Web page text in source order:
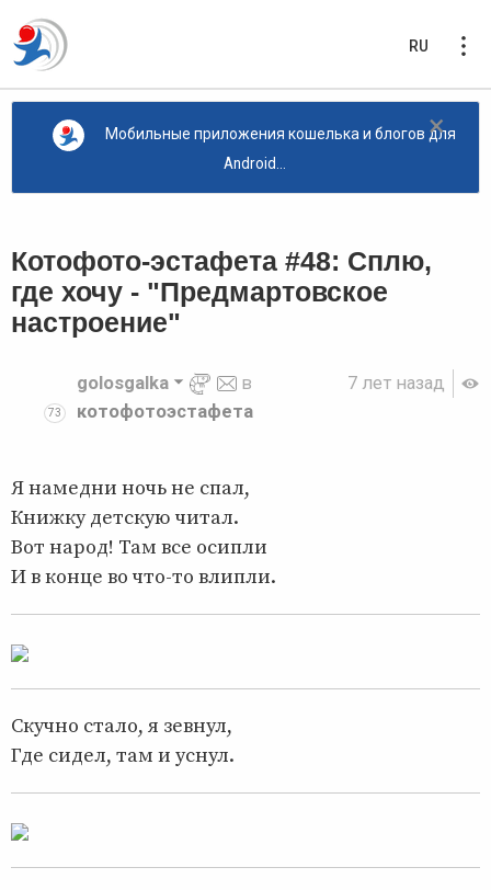
RU
×
Мобильные приложения кошелька и блогов для
Android...
Котофото-эстафета #48: Сплю,
где хочу - "Предмартовское
настроение"
7 лет назад
73
golosgalka
в
котофотоэстафета
Я намедни ночь не спал,
Книжку детскую читал.
Вот народ! Там все осипли
И в конце во что-то влипли.
Скучно стало, я зевнул,
Где сидел, там и уснул.